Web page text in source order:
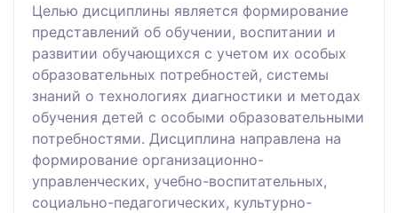
Целью дисциплины является формирование
представлений об обучении, воспитании и
развитии обучающихся с учетом их особых
образовательных потребностей, системы
знаний о технологиях диагностики и методах
обучения детей с особыми образовательными
потребностями. Дисциплина направлена на
формирование организационно-
управленческих, учебно-воспитательных,
социально-педагогических, культурно-